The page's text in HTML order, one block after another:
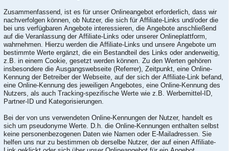
Zusammenfassend, ist es für unser Onlineangebot erforderlich, dass wir
nachverfolgen können, ob Nutzer, die sich für Affiliate-Links und/oder die
bei uns verfügbaren Angebote interessieren, die Angebote anschließend
auf die Veranlassung der Affiliate-Links oder unserer Onlineplattform,
wahrnehmen. Hierzu werden die Affiliate-Links und unsere Angebote um
bestimmte Werte ergänzt, die ein Bestandteil des Links oder anderweitig,
z.B. in einem Cookie, gesetzt werden können. Zu den Werten gehören
insbesondere die Ausgangswebseite (Referrer), Zeitpunkt, eine Online-
Kennung der Betreiber der Webseite, auf der sich der Affiliate-Link befand,
eine Online-Kennung des jeweiligen Angebotes, eine Online-Kennung des
Nutzers, als auch Tracking-spezifische Werte wie z.B. Werbemittel-ID,
Partner-ID und Kategorisierungen.
Bei der von uns verwendeten Online-Kennungen der Nutzer, handelt es
sich um pseudonyme Werte. D.h. die Online-Kennungen enthalten selbst
keine personenbezogenen Daten wie Namen oder E-Mailadressen. Sie
helfen uns nur zu bestimmen ob derselbe Nutzer, der auf einen Affiliate-